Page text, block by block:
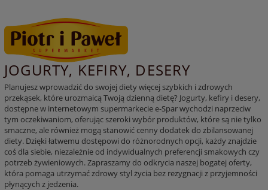
JOGURTY, KEFIRY, DESERY
Planujesz wprowadzić do swojej diety więcej szybkich i zdrowych
przekąsek, które urozmaicą Twoją dzienną dietę? Jogurty, kefiry i desery,
dostępne w internetowym supermarkecie e-Spar wychodzi naprzeciw
tym oczekiwaniom, oferując szeroki wybór produktów, które są nie tylko
smaczne, ale również mogą stanowić cenny dodatek do zbilansowanej
diety. Dzięki łatwemu dostępowi do różnorodnych opcji, każdy znajdzie
coś dla siebie, niezależnie od indywidualnych preferencji smakowych czy
potrzeb żywieniowych. Zapraszamy do odkrycia naszej bogatej oferty,
która pomaga utrzymać zdrowy styl życia bez rezygnacji z przyjemności
płynących z jedzenia.